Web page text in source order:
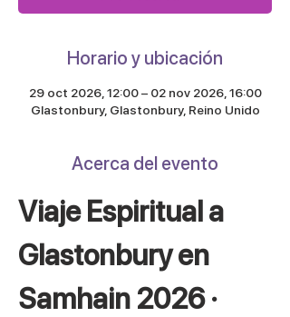
Horario y ubicación
29 oct 2026, 12:00 – 02 nov 2026, 16:00
Glastonbury, Glastonbury, Reino Unido
Acerca del evento
Viaje Espiritual a
Glastonbury en
Samhain 2026 ·